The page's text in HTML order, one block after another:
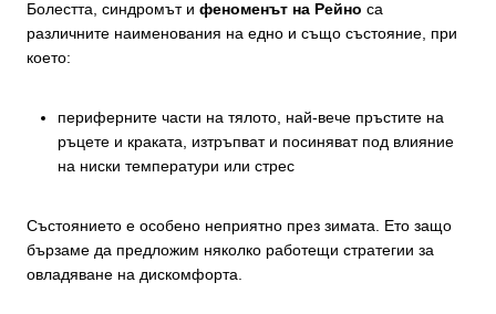
Болестта, синдромът и феноменът на Рейно са
различните наименования на едно и също състояние, при
което:
периферните части на тялото, най-вече пръстите на
ръцете и краката, изтръпват и посиняват под влияние
на ниски температури или стрес
Състоянието е особено неприятно през зимата. Ето защо
бързаме да предложим няколко работещи стратегии за
овладяване на дискомфорта.